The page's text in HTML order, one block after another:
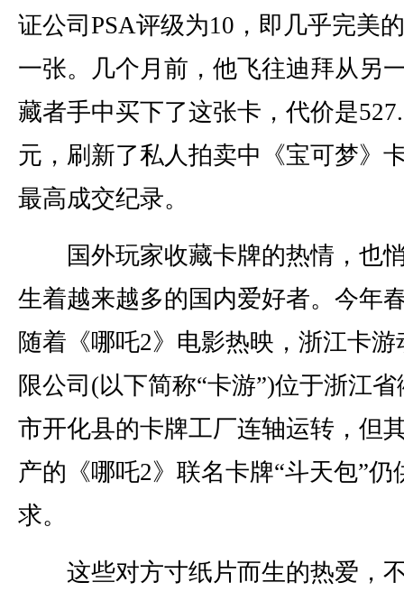
证公司PSA评级为10，即几乎完美
一张。几个月前，他飞往迪拜从另
藏者手中买下了这张卡，代价是
元，刷新了私人拍卖中《宝可梦》
最高成交纪录。
国外玩家收藏卡牌的热情，也
生着越来越多的国内爱好者。今年
随着《哪吒2》电影热映，浙江卡游
限公司(以下简称“卡游”)位于浙江省
市开化县的卡牌工厂连轴运转，但
产的《哪吒2》联名卡牌“斗天包”仍
求。
这些对方寸纸片而生的热爱，